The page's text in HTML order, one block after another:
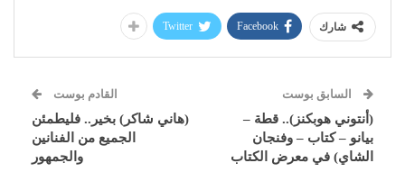
شارك Facebook
Twitter
السابق بوست
(أنتوني هوبكنز).. قطة –
بيانو – كتاب – وفنجان
الشاي) في معرض الكتاب
القادم بوست
(هاني شاكر) بخير.. فليطمئن
الجميع من الفنانين
والجمهور